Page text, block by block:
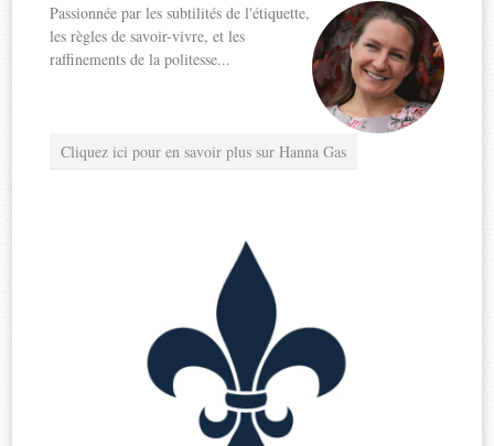
Passionnée par les subtilités de l'étiquette,
les règles de savoir-vivre, et les
raffinements de la politesse...
Cliquez ici pour en savoir plus sur Hanna Gas